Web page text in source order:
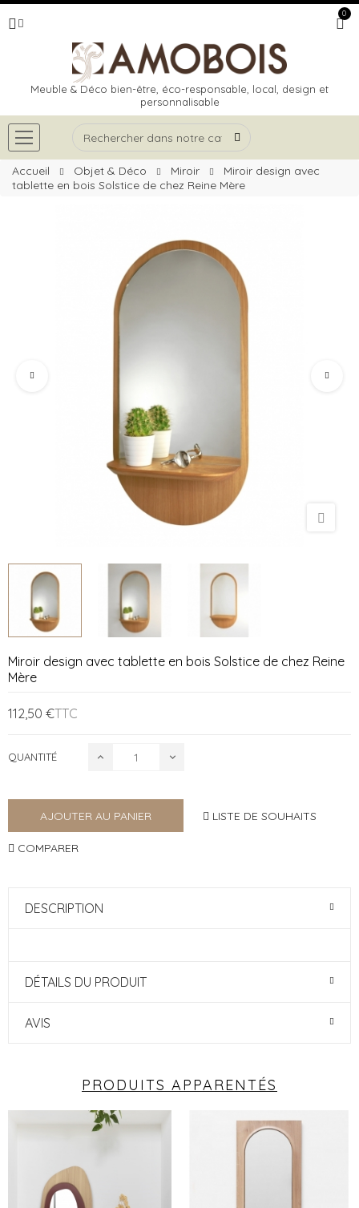
0
Meuble & Déco bien-être, éco-responsable, local, design et
personnalisable
Accueil Objet & Déco Miroir
Miroir design avec
tablette en bois Solstice de chez Reine Mère
Miroir design avec tablette en bois Solstice de chez Reine
Mère
112,50 €TTC
QUANTITÉ
AJOUTER AU PANIER LISTE DE SOUHAITS
COMPARER
DESCRIPTION
DÉTAILS DU PRODUIT
AVIS
PRODUITS APPARENTÉS